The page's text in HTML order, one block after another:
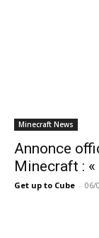
Minecraft News
Annonce
Minecraft :
Get up to Cube - 06/